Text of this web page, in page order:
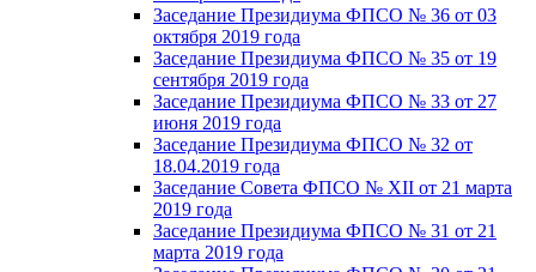
Заседание Президиума ФПСО № 36 от 03
октября 2019 года
Заседание Президиума ФПСО № 35 от 19
сентября 2019 года
Заседание Президиума ФПСО № 33 от 27
июня 2019 года
Заседание Президиума ФПСО № 32 от
18.04.2019 года
Заседание Совета ФПСО № XII от 21 марта
2019 года
Заседание Президиума ФПСО № 31 от 21
марта 2019 года